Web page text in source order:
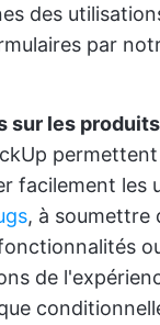
des
par
sur les produits
facilement les
, à soumettre
de